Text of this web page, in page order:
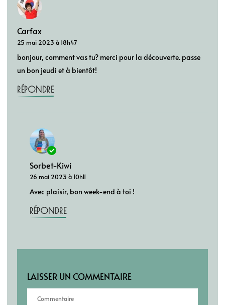
Carfax
25 mai 2023 à 18h47
bonjour, comment vas tu? merci pour la découverte. passe
un bon jeudi et à bientôt!
RÉPONDRE
Sorbet-Kiwi
26 mai 2023 à 10h11
Avec plaisir, bon week-end à toi !
RÉPONDRE
LAISSER UN COMMENTAIRE